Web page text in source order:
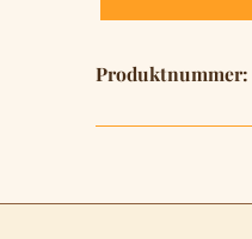
Produktnummer: